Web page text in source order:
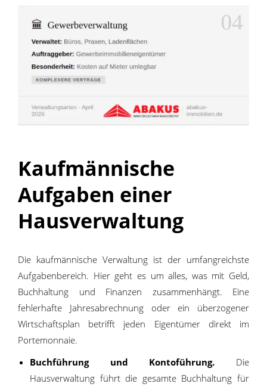
Kaufmännische
Aufgaben einer
Hausverwaltung
Die kaufmännische Verwaltung ist der umfangreichste
Aufgabenbereich. Hier geht es um alles, was mit Geld,
Buchhaltung und Finanzen zusammenhängt. Eine
fehlerhafte Jahresabrechnung oder ein überzogener
Wirtschaftsplan betrifft jeden Eigentümer direkt im
Portemonnaie.
Buchführung und Kontoführung. Die
Hausverwaltung führt die gesamte Buchhaltung für